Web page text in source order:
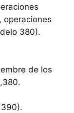
operaciones
380).
de los
390).